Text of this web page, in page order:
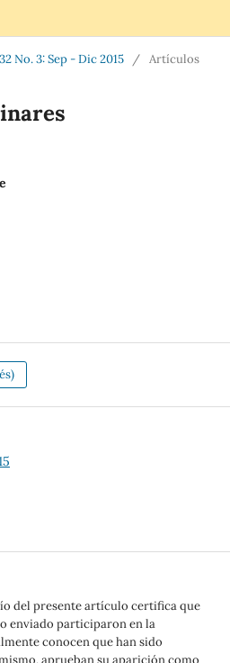
No. 3: Sep - Dic 2015 / Artículos
del presente artículo certifica que
enviado participaron en la
conocen que han sido
aprueban su aparición como